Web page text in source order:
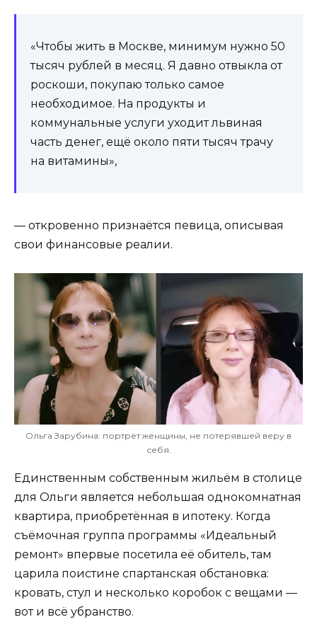
«Чтобы жить в Москве, минимум нужно 50
тысяч рублей в месяц. Я давно отвыкла от
роскоши, покупаю только самое
необходимое. На продукты и
коммунальные услуги уходит львиная
часть денег, ещё около пяти тысяч трачу
на витамины»,
— откровенно признаётся певица, описывая
свои финансовые реалии.
Ольга Зарубина: портрет женщины, не потерявшей веру в
себя.
Единственным собственным жильём в столице
для Ольги является небольшая однокомнатная
квартира, приобретённая в ипотеку. Когда
съёмочная группа программы «Идеальный
ремонт» впервые посетила её обитель, там
царила поистине спартанская обстановка:
кровать, стул и несколько коробок с вещами —
вот и всё убранство.